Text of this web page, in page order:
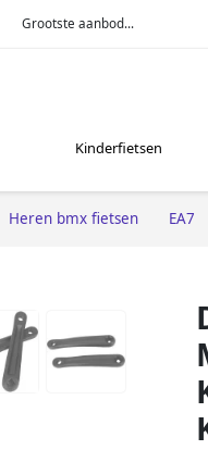
Grootste aanbod...
Kinderfietsen
Heren bmx fietsen EA7